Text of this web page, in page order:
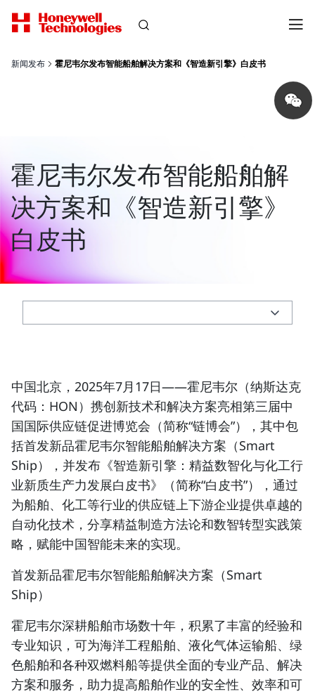
新闻发布 霍尼韦尔发布智能船舶解决方案和《智造新引擎》白皮书
Share
on
wechat
霍尼韦尔发布智能船舶解
决方案和《智造新引擎》
白皮书
中国北京，2025年7月17日——霍尼韦尔 （纳斯达克
代码：HON） 携创新技术和解决方案亮相第三届中
国国际供应链促进博览会（简称“链博会”），其中包
括首发新品霍尼韦尔智能船舶解决方案（Smart
Ship）
，并发布 《智造新引擎：精益数智化与化工行
业新质生产力发展白皮书》
（简称“白皮书”），通过
为船舶、化工等行业的供应链上下游企业提供卓越的
自动化技术，分享精益制造方法论和数智转型实践策
略，赋能中国智能未来的实现。
首发新品霍尼韦尔智能船舶解决方案（Smart
Ship）
霍尼韦尔深耕船舶市场数十年，积累了丰富的经验和
专业知识，可为海洋工程船舶、液化气体运输船、绿
色船舶和各种双燃料船等提供全面的专业产品、解决
方案和服务，助力提高船舶作业的安全性、效率和可